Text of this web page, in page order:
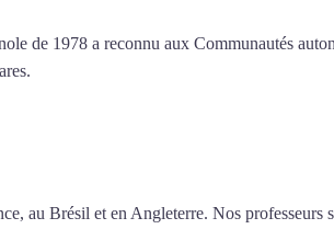
de 1978 a reconnu aux Communautés
au Brésil et en Angleterre. Nos professeurs